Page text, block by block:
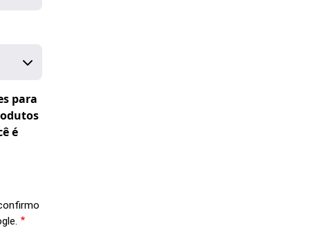
para
é